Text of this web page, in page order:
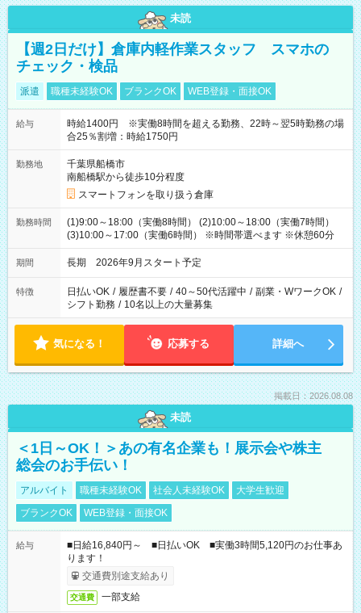
未読
【週2日だけ】倉庫内軽作業スタッフ スマホの
チェック・検品
派遣 職種未経験OK ブランクOK WEB登録・面接OK
給与
時給1400円 ※実働8時間を超える勤務、22時～翌5時勤務の場
合25％割増：時給1750円
勤務地
千葉県船橋市
南船橋駅から徒歩10分程度
スマートフォンを取り扱う倉庫
勤務時間
(1)9:00～18:00（実働8時間） (2)10:00～18:00（実働7時間）
(3)10:00～17:00（実働6時間） ※時間帯選べます ※休憩60分
期間 長期 2026年9月スタート予定
特徴 日払いOK / 履歴書不要 / 40～50代活躍中 / 副業・WワークOK /
シフト勤務 / 10名以上の大量募集
気になる！ 応募する 詳細へ
掲載日：2026.08.08
未読
＜1日～OK！＞あの有名企業も！展示会や株主
総会のお手伝い！
アルバイト 職種未経験OK 社会人未経験OK
大学生歓迎
ブランクOK
WEB登録・面接OK
給与
■日給16,840円～ ■日払いOK ■実働3時間5,120円のお仕事あ
ります！
交通費別途支給あり
交通費 一部支給